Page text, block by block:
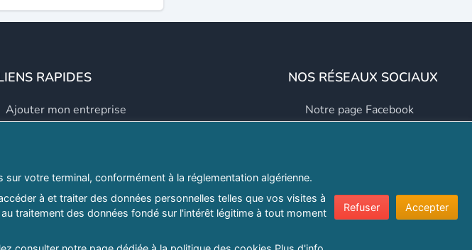
RAPIDES
Ajouter mon entreprise
Explorer par secteurs
Explorer par willayas
NOS RÉSEAUX SOCIAUX
Notre page Facebook
Notre page Twitter
votre terminal, conformément à la réglementation algérienne.
à et traiter des données personnelles telles que vos visites à
traitement des données fondé sur l'intérêt légitime à tout moment
Refuser Accepter